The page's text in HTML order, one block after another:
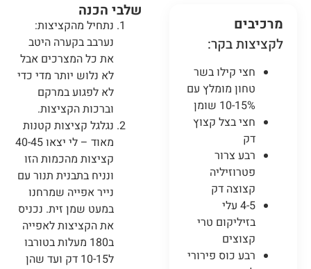
מרכיבים
לקציצות בקר:
חצי קילו בשר
טחון מומלץ עם
10-15% שומן
חצי בצל קצוץ
דק
רבע צרור
פטרוזיליה
קצוצה דק
4-5 עלי
בזיליקום טרי
קצוצים
רבע כוס פירורי
שלבי הכנה
נתחיל מהקציצות:
נערבב בקערה היטב
את כל המצרכים אבל
לא נלוש יותר מדי כדי
לא לפגוע במרקם
וברכות הקציצות.
נגלגל קציצות קטנות
מאוד – לי יצאו 40-45
קציצות מהכמות הזו
ונניח בתבנית תנור עם
נייר אפייה שמרחנו
במעט שמן זית. נכניס
את הקציצות לאפייה
ב180 מעלות בטורבו
ל10-15 דק ועד שהן